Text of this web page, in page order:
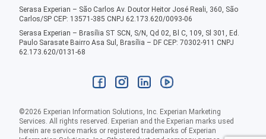
Serasa Experian – São Carlos Av. Doutor Heitor José Reali, 360, São
Carlos/SP CEP: 13571-385 CNPJ 62.173.620/0093-06
Serasa Experian – Brasília ST SCN, S/N, Qd 02, Bl C, 109, Sl 301, Ed.
Paulo Sarasate Bairro Asa Sul, Brasília – DF CEP: 70302-911 CNPJ
62.173.620/0131-68
©2026 Experian Information Solutions, Inc. Experian Marketing
Services. All rights reserved. Experian and the Experian marks used
herein are service marks or registered trademarks of Experian